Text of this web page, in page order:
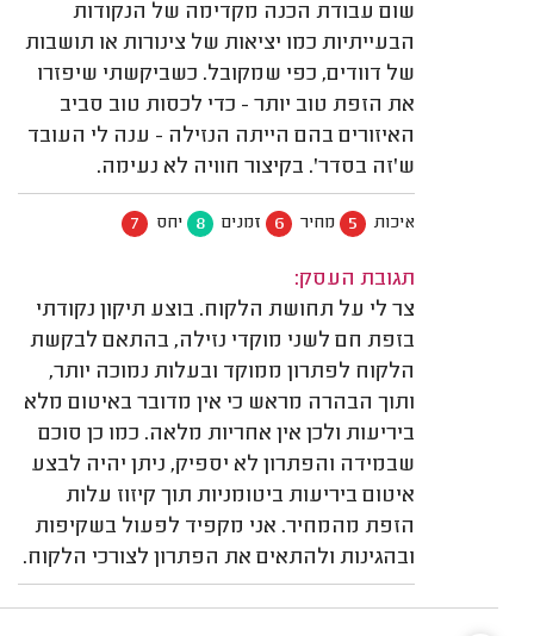
שום עבודת הכנה מקדימה של הנקודות
הבעייתיות כמו יציאות של צינורות או תושבות
של דוודים, כפי שמקובל. כשביקשתי שיפזרו
את הזפת טוב יותר - כדי לכסות טוב סביב
האיזורים בהם הייתה הנזילה - ענה לי העובד
ש'זה בסדר'. בקיצור חוויה לא נעימה.
איכות 5 מחיר 6 זמנים 8 יחס 7
תגובת העסק:
צר לי על תחושת הלקוח. בוצע תיקון נקודתי
בזפת חם לשני מוקדי נזילה, בהתאם לבקשת
הלקוח לפתרון ממוקד ובעלות נמוכה יותר,
ותוך הבהרה מראש כי אין מדובר באיטום מלא
ביריעות ולכן אין אחריות מלאה. כמו כן סוכם
שבמידה והפתרון לא יספיק, ניתן יהיה לבצע
איטום ביריעות ביטומניות תוך קיזוז עלות
הזפת מהמחיר. אני מקפיד לפעול בשקיפות
ובהגינות ולהתאים את הפתרון לצורכי הלקוח.